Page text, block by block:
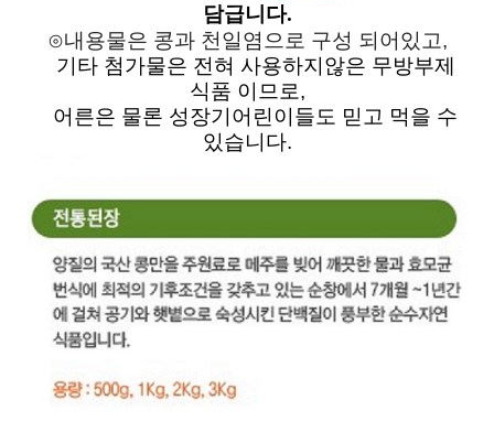
담급니다.
⊙내용물은 콩과 천일염으로 구성 되어있고,
기타 첨가물은 전혀 사용하지않은 무방부제
식품 이므로,
어른은 물론 성장기어린이들도 믿고 먹을 수
있습니다.